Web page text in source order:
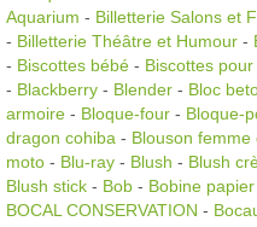
Aquarium - Billetterie Salons et
- Billetterie Théâtre et Humour -
- Biscottes bébé - Biscottes
- Blackberry - Blender - Bloc
armoire - Bloque-four - Bloque-
dragon cohiba - Blouson femme
moto - Blu-ray - Blush - Blush
Blush stick - Bob - Bobine
BOCAL CONSERVATION -